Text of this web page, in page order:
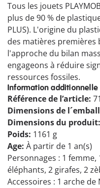
Tous les jouets
plus de 90 % de
PLUS). L'origine du
des matières premières
l'approche du bilan
engageons à réduire
ressources fossiles.
Information additionnelle
Référence de l’article:
Dimensions de
Dimensions du produit:
Poids: 1161 g
Age: À partir de 1 an(s)
Personnages : 1
éléphants, 2 girafes, 2
Accessoires : 1 arche